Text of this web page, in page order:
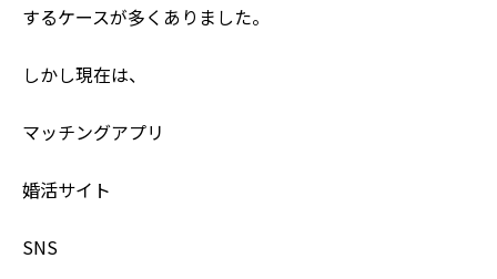
するケースが多くありました。
しかし現在は、
マッチングアプリ
婚活サイト
SNS